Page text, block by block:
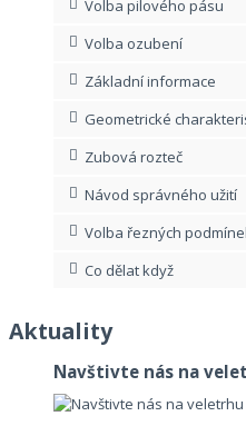
Volba pilového pásu
Volba ozubení
Základní informace
Geometrické
Zubová rozteč
Návod správného užití
Volba řezných
Co dělat když
Aktuality
Navštivte nás na